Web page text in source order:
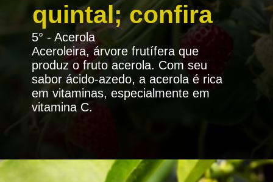
quintal; confira
5° - Acerola
Aceroleira, árvore frutífera que
produz o fruto acerola. Com seu
sabor ácido-azedo, a acerola é rica
em vitaminas, especialmente em
vitamina C.
Opening https://portalatualizei.com.br/agro/5-arvores-frutiferas-para-cultivar-no-quintal-confira/15784/